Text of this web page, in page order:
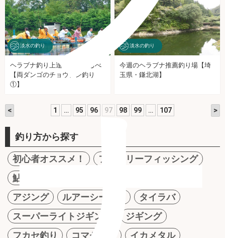
淡水の釣り
ヘラブナ釣り上達への道しるべ
【両ダンゴのチョウチン釣り
①】
淡水の釣り
今週のヘラブナ推薦釣り場【埼
玉県・鎌北湖】
< 1 … 95 96 97 98 99 … 107 >
釣り方から探す
初心者オススメ！
ファミリーフィッシング
鮎トモ釣り
アジング
ルアーシーバス
タイラバ
スーパーライトジギング
ジギング
フカセ釣り
コマセ釣り
イカメタル